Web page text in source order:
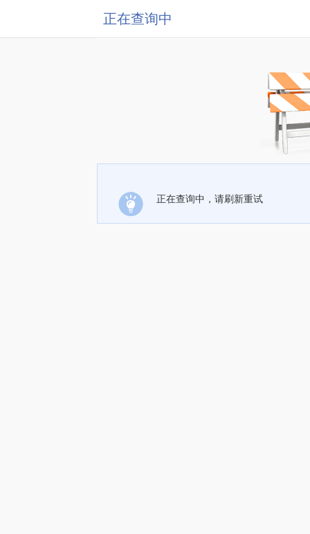
正在查询中
正在查询中，请刷新重试